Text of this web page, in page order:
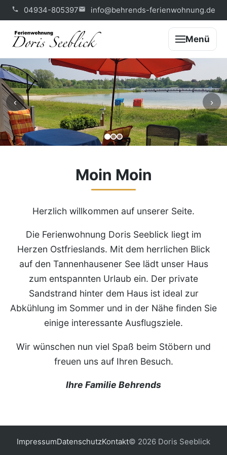
04934-805397 info@behrends-ferienwohnung.de
Menü
‹ ›
Moin Moin
Herzlich willkommen auf unserer Seite.
Die Ferienwohnung Doris Seeblick liegt im
Herzen Ostfrieslands. Mit dem herrlichen Blick
auf den Tannenhausener See lädt unser Haus
zum entspannten Urlaub ein. Der private
Sandstrand hinter dem Haus ist ideal zur
Abkühlung im Sommer und in der Nähe finden Sie
einige interessante Ausflugsziele.
Wir wünschen nun viel Spaß beim Stöbern und
freuen uns auf Ihren Besuch.
Ihre Familie Behrends
ImpressumDatenschutzKontakt© 2026 Doris Seeblick